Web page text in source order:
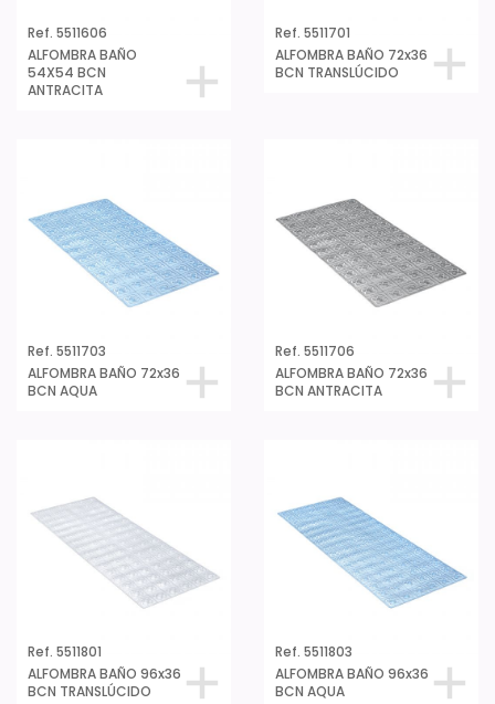
Ref. 5511606
ALFOMBRA BAÑO
54X54 BCN
ANTRACITA
Ref. 5511701
ALFOMBRA BAÑO 72x36
BCN TRANSLÚCIDO
Ref. 5511703
ALFOMBRA BAÑO 72x36
BCN AQUA
Ref. 5511706
ALFOMBRA BAÑO 72x36
BCN ANTRACITA
Ref. 5511801
ALFOMBRA BAÑO 96x36
BCN TRANSLÚCIDO
Ref. 5511803
ALFOMBRA BAÑO 96x36
BCN AQUA